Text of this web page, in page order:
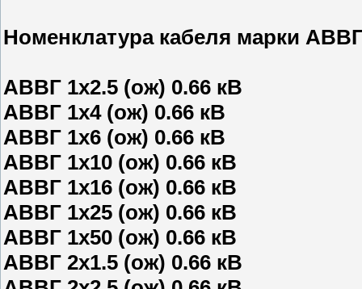
Номенклатура кабеля марки
АВВГ 1х2.5 (ож) 0.66 кВ
АВВГ 1х4 (ож) 0.66 кВ
АВВГ 1х6 (ож) 0.66 кВ
АВВГ 1х10 (ож) 0.66 кВ
АВВГ 1х16 (ож) 0.66 кВ
АВВГ 1х25 (ож) 0.66 кВ
АВВГ 1х50 (ож) 0.66 кВ
АВВГ 2х1.5 (ож) 0.66 кВ